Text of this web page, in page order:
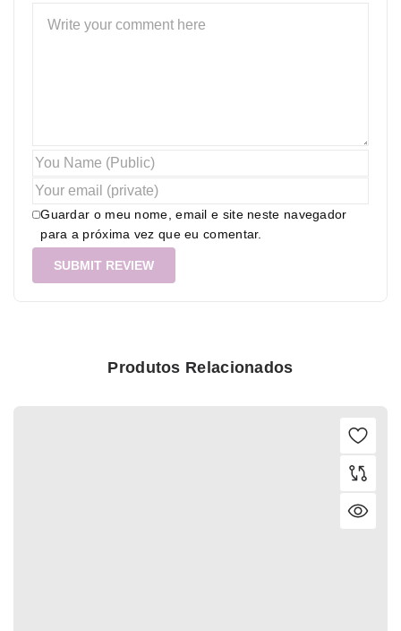
Guardar o meu nome, email e site neste navegador
para a próxima vez que eu comentar.
Produtos Relacionados